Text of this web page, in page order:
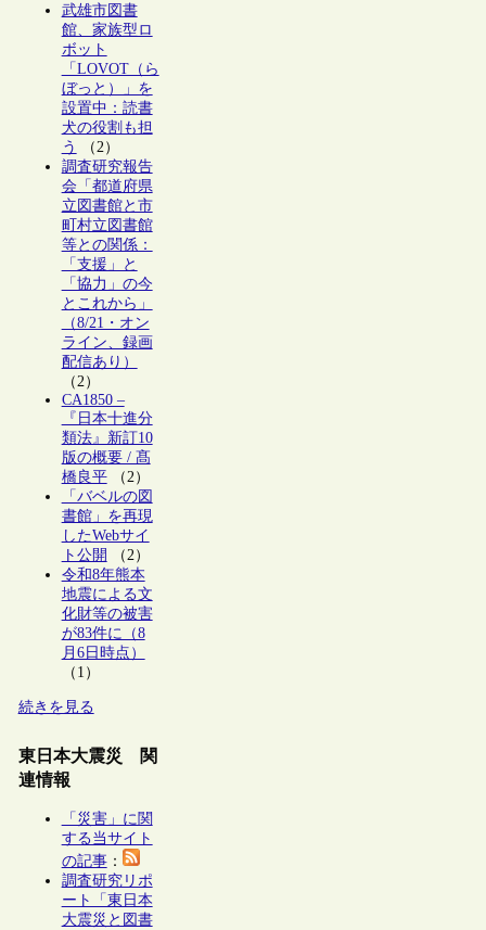
武雄市図書
館、家族型ロ
ボット
「LOVOT（ら
ぼっと）」を
設置中：読書
犬の役割も担
う
（2）
調査研究報告
会「都道府県
立図書館と市
町村立図書館
等との関係：
「支援」と
「協力」の今
とこれから」
（8/21・オン
ライン、録画
配信あり）
（2）
CA1850 –
『日本十進分
類法』新訂10
版の概要 / 髙
橋良平（2）
「バベルの図
書館」を再現
したWebサイ
ト公開
（2）
令和8年熊本
地震による文
化財等の被害
が83件に（8
月6日時点）
（1）
続きを見る
東日本大震災 関
連情報
「災害」に関
する当サイト
の記事：
調査研究リポ
ート「東日本
大震災と図書